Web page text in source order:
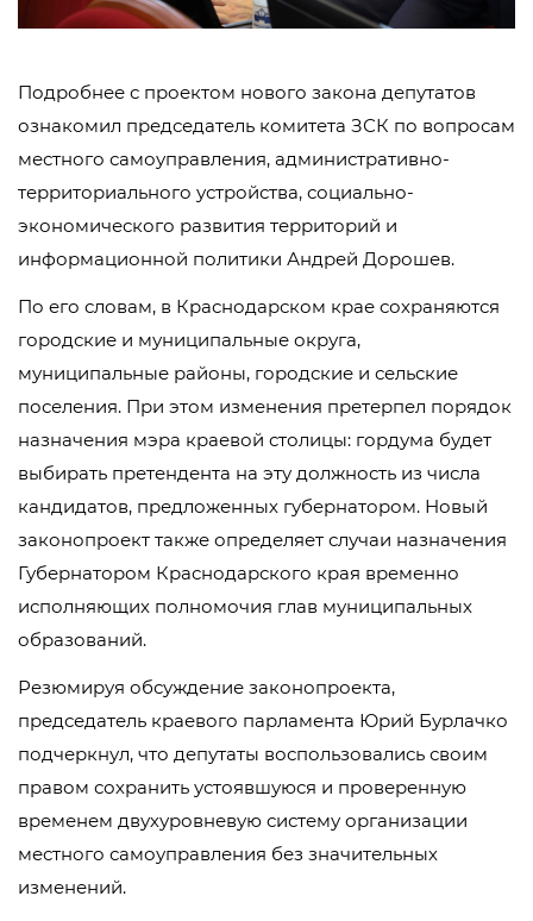
Подробнее с проектом нового закона депутатов
ознакомил председатель комитета ЗСК по вопросам
местного самоуправления, административно-
территориального устройства, социально-
экономического развития территорий и
информационной политики Андрей Дорошев.
По его словам, в Краснодарском крае сохраняются
городские и муниципальные округа,
муниципальные районы, городские и сельские
поселения. При этом изменения претерпел порядок
назначения мэра краевой столицы: гордума будет
выбирать претендента на эту должность из числа
кандидатов, предложенных губернатором. Новый
законопроект также определяет случаи назначения
Губернатором Краснодарского края временно
исполняющих полномочия глав муниципальных
образований.
Резюмируя обсуждение законопроекта,
председатель краевого парламента Юрий Бурлачко
подчеркнул, что депутаты воспользовались своим
правом сохранить устоявшуюся и проверенную
временем двухуровневую систему организации
местного самоуправления без значительных
изменений.